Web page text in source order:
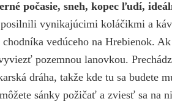
počasie, sneh, kopec ľudí,
posilnili vynikajúcimi koláčikmi a
vedúceho na Hrebienok.
pozemnou lanovkou.
dráha, takže kde tu sa budete
sánky požičať a zviesť sa na